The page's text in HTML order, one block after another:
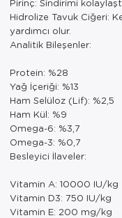
Hidrolize Tavuk Ciğeri:
yardımcı olur.
Analitik Bileşenler:
Protein: %28
Yağ İçeriği: %13
Ham Selüloz (Lif): %2,5
Ham Kül: %9
Omega-6: %3,7
Omega-3: %0,7
Besleyici İlaveler:
Vitamin A: 10000 IU/kg
Vitamin D3: 750 IU/kg
Vitamin E: 200 mg/kg